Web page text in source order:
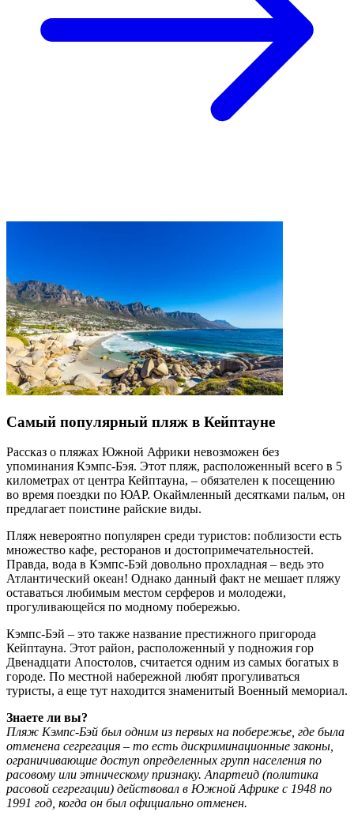
Самый популярный пляж в Кейптауне
Рассказ о пляжах Южной Африки невозможен без
упоминания Кэмпс-Бэя. Этот пляж, расположенный всего в 5
километрах от центра Кейптауна, – обязателен к посещению
во время поездки по ЮАР. Окаймленный десятками пальм, он
предлагает поистине райские виды.
Пляж невероятно популярен среди туристов: поблизости есть
множество кафе, ресторанов и достопримечательностей.
Правда, вода в Кэмпс-Бэй довольно прохладная – ведь это
Атлантический океан! Однако данный факт не мешает пляжу
оставаться любимым местом серферов и молодежи,
прогуливающейся по модному побережью.
Кэмпс-Бэй – это также название престижного пригорода
Кейптауна. Этот район, расположенный у подножия гор
Двенадцати Апостолов, считается одним из самых богатых в
городе. По местной набережной любят прогуливаться
туристы, а еще тут находится знаменитый Военный мемориал.
Знаете ли вы?
Пляж Кэмпс-Бэй был одним из первых на побережье, где была
отменена сегрегация – то есть дискриминационные законы,
ограничивающие доступ определенных групп населения по
расовому или этническому признаку. Апартеид (политика
расовой сегрегации) действовал в Южной Африке с 1948 по
1991 год, когда он был официально отменен.